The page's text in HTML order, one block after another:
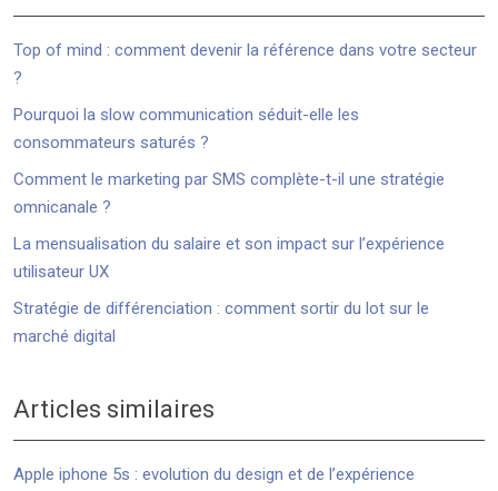
Top of mind : comment devenir la référence dans votre secteur
?
Pourquoi la slow communication séduit-elle les
consommateurs saturés ?
Comment le marketing par SMS complète-t-il une stratégie
omnicanale ?
La mensualisation du salaire et son impact sur l’expérience
utilisateur UX
Stratégie de différenciation : comment sortir du lot sur le
marché digital
Articles similaires
Apple iphone 5s : evolution du design et de l’expérience